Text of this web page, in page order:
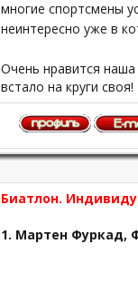
многие спортсмены
неинтересно уже в
Очень нравится
встало на круги своя!
Биатлон.
1. Мартен Фуркад,